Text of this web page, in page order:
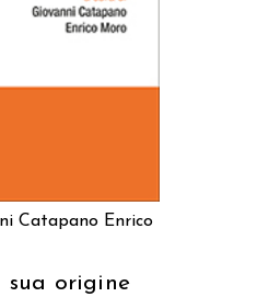
Catapano Enrico
sua origine